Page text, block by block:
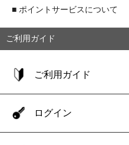
■ ポイントサービスについて
ご利用ガイド
ご利用ガイド
ログイン